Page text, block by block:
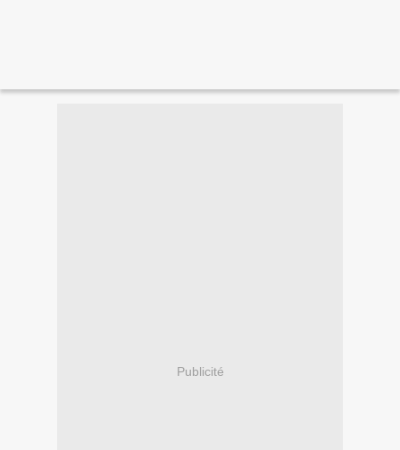
Publicité